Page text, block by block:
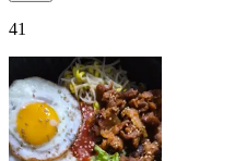
41